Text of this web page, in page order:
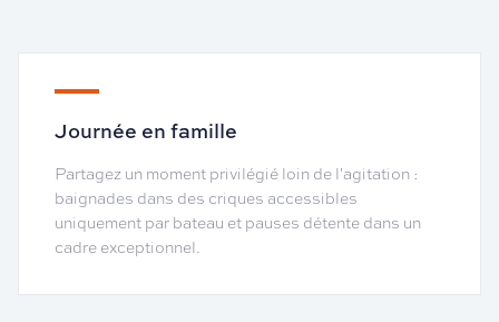
Journée en famille
Partagez un moment privilégié loin de l'agitation :
baignades dans des criques accessibles
uniquement par bateau et pauses détente dans un
cadre exceptionnel.